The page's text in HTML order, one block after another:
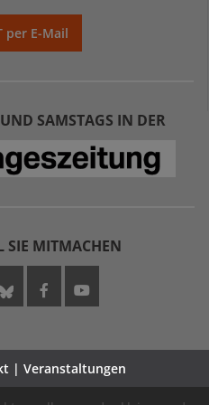
per E-Mail
SAMSTAGS IN DER
SIE MITMACHEN
| Veranstaltungen